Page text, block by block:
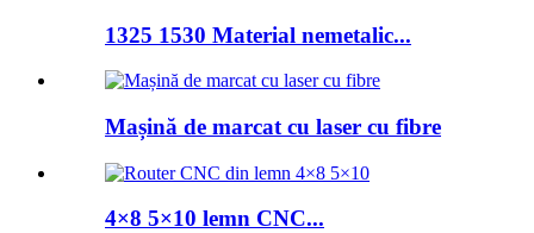
1325 1530 Material nemetalic...
Mașină de marcat cu laser cu fibre
4×8 5×10 lemn CNC...